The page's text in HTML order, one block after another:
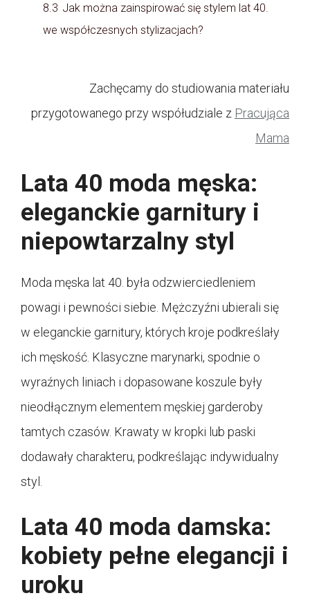
8.3 Jak można zainspirować się stylem lat 40.
we współczesnych stylizacjach?
Zachęcamy do studiowania materiału
przygotowanego przy współudziale z Pracująca
Mama
Lata 40 moda męska:
eleganckie garnitury i
niepowtarzalny styl
Moda męska lat 40. była odzwierciedleniem
powagi i pewności siebie. Mężczyźni ubierali się
w eleganckie garnitury, których kroje podkreślały
ich męskość. Klasyczne marynarki, spodnie o
wyraźnych liniach i dopasowane koszule były
nieodłącznym elementem męskiej garderoby
tamtych czasów. Krawaty w kropki lub paski
dodawały charakteru, podkreślając indywidualny
styl.
Lata 40 moda damska:
kobiety pełne elegancji i
uroku